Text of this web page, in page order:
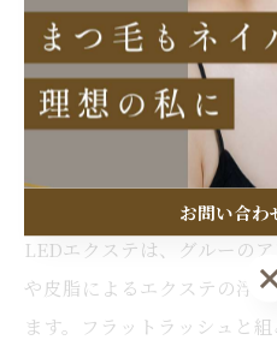
最近注目されているのが、
ステの組み合わせです。
イトで硬化させるグルーを
着直後から強力な接着力が
に持続力がアップし、「と
LEDエクステは、グルーの
や皮脂によるエクステの浮
ます。フラットラッシュと
お問い合わ
お問い合わ